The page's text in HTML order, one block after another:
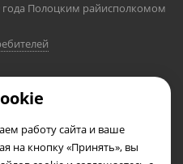
года Полоцким райисполкомом
работу сайта и ваше
на кнопку «Принять», вы